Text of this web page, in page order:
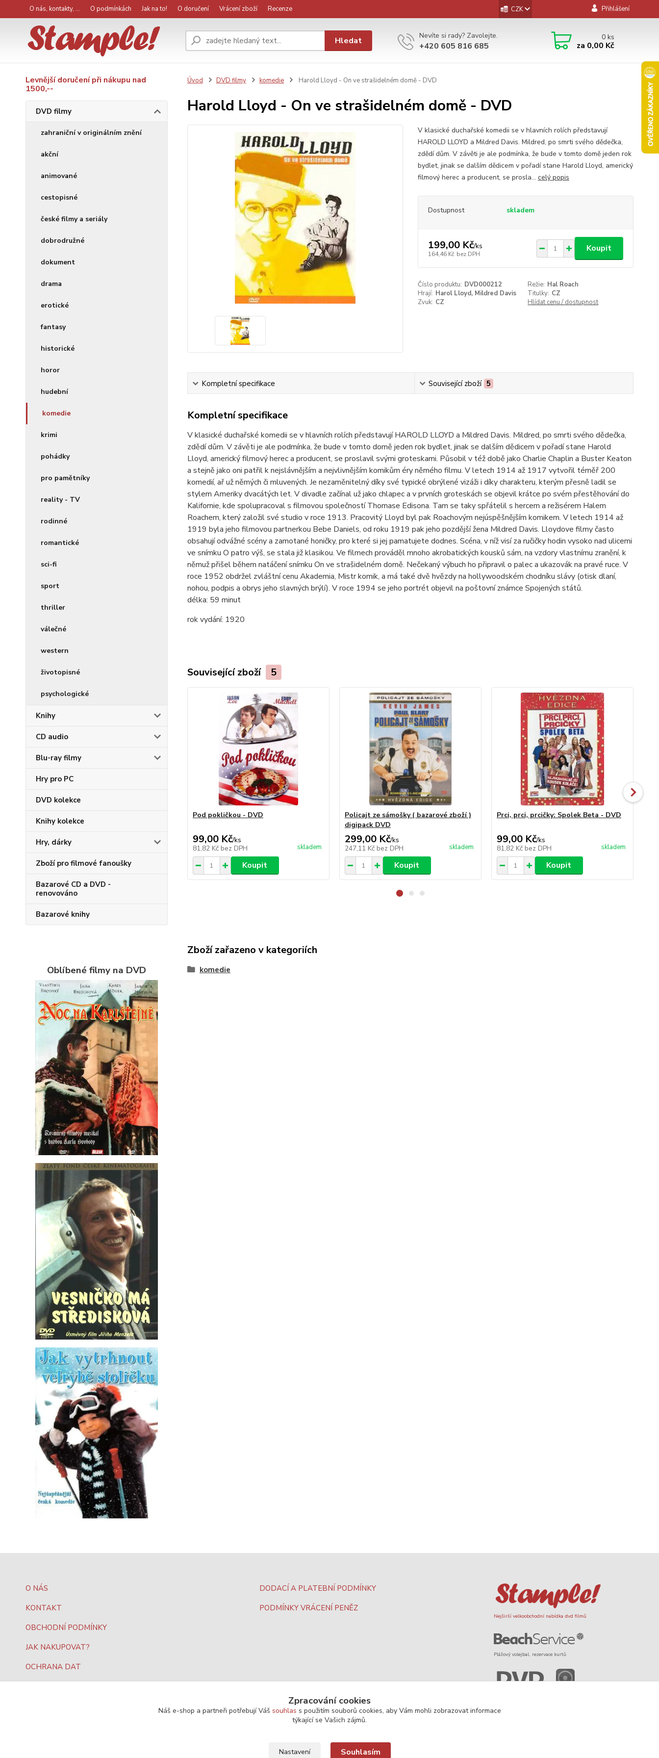
O nás, kontakty, ... O podmínkách Jak na to! O doručení Vrácení zboží Recenze CZK Přihlášení
Hledat Nevíte si rady? Zavolejte.
+420 605 816 685
0ks
za 0,00 Kč
Levnější doručení při nákupu nad
1500,--
DVD filmy
zahraniční v originálním znění
akční
animované
cestopisné
české filmy a seriály
dobrodružné
dokument
drama
erotické
fantasy
historické
horor
hudební
komedie
krimi
pohádky
pro pamětníky
reality - TV
rodinné
romantické
sci-fi
sport
thriller
válečné
western
životopisné
psychologické
Knihy
CD audio
Blu-ray filmy
Hry pro PC
DVD kolekce
Knihy kolekce
Hry, dárky
Zboží pro filmové fanoušky
Bazarové CD a DVD -
renovováno
Bazarové knihy
Oblíbené filmy na DVD
Úvod DVD filmy komedie Harold Lloyd - On ve strašidelném domě - DVD
Harold Lloyd - On ve strašidelném domě - DVD
V klasické duchařské komedii se v hlavních rolích představují
HAROLD LLOYD a Mildred Davis. Mildred, po smrti svého dědečka,
zdědí dům. V závěti je ale podmínka, že bude v tomto domě jeden rok
bydlet, jinak se dalším dědicem v pořadí stane Harold Lloyd, americký
filmový herec a producent, se prosla... celý popis
Dostupnost skladem
199,00 Kč/ks
164,46 Kč bez DPH
Koupit
Číslo produktu: DVD000212 Režie: Hal Roach
Hrají: Harol Lloyd, Mildred Davis Titulky: CZ
Zvuk: CZ Hlídat cenu / dostupnost
Kompletní specifikace Související zboží 5
Kompletní specifikace
V klasické duchařské komedii se v hlavních rolích představují HAROLD LLOYD a Mildred Davis. Mildred, po smrti svého dědečka,
zdědí dům. V závěti je ale podmínka, že bude v tomto domě jeden rok bydlet, jinak se dalším dědicem v pořadí stane Harold
Lloyd, americký filmový herec a producent, se proslavil svými groteskami. Působil v též době jako Charlie Chaplin a Buster Keaton
a stejně jako oni patřil k nejslávnějším a nejvlivnějším komikům éry němého filmu. V letech 1914 až 1917 vytvořil téměř 200
komedií, ař už němých či mluvených. Je nezaměnitelný díky své typické obrýlené vizáži i díky charakteru, kterým přesně ladil se
stylem Ameriky dvacátých let. V divadle začínal už jako chlapec a v prvních groteskách se objevil krátce po svém přestěhování do
Kalifornie, kde spolupracoval s filmovou společností Thomase Edisona. Tam se taky spřátelil s hercem a režisérem Halem
Roachem, který založil své studio v roce 1913. Pracovitý Lloyd byl pak Roachovým nejúspěšnějším komikem. V letech 1914 až
1919 byla jeho filmovou partnerkou Bebe Daniels, od roku 1919 pak jeho pozdější žena Mildred Davis. Lloydove filmy často
obsahují odvážné scény a zamotané honičky, pro které si jej pamatujete dodnes. Scéna, v níž visí za ručičky hodin vysoko nad ulicemi
ve snímku O patro výš, se stala již klasikou. Ve filmech prováděl mnoho akrobatických kousků sám, na vzdory vlastnímu zranění, k
němuž přišel během natáčení snímku On ve strašidelném domě. Nečekaný výbuch ho připravil o palec a ukazovák na pravé ruce. V
roce 1952 obdržel zvláštní cenu Akademia, Mistr komik, a má také dvě hvězdy na hollywoodském chodníku slávy (otisk dlaní,
nohou, podpis a obrys jeho slavných brýlí). V roce 1994 se jeho portrét objevil na poštovní známce Spojených států.
délka: 59 minut
rok vydání: 1920
Související zboží 5
Pod pokličkou - DVD
99,00 Kč/ks
81,82 Kč bez DPH skladem
Koupit
Policajt ze sámošky ( bazarové zboží )
digipack DVD
299,00 Kč/ks
247,11 Kč bez DPH skladem
Koupit
Prci, prci, prcičky: Spolek Beta - DVD
99,00 Kč/ks
81,82 Kč bez DPH skladem
Koupit
Zboží zařazeno v kategoriích
komedie
O NÁS
KONTAKT
OBCHODNÍ PODMÍNKY
JAK NAKUPOVAT?
OCHRANA DAT
DODACÍ A PLATEBNÍ PODMÍNKY
PODMÍNKY VRÁCENÍ PENĚZ
Nejširší velkoobchodní nabídka dvd filmů
Plážový volejbal, rezervace kurtů
Zpracování cookies
Náš e-shop a partneři potřebují Váš souhlas s použitím souborů cookies, aby Vám mohli zobrazovat informace
týkající se Vašich zájmů.
Nastavení Souhlasím